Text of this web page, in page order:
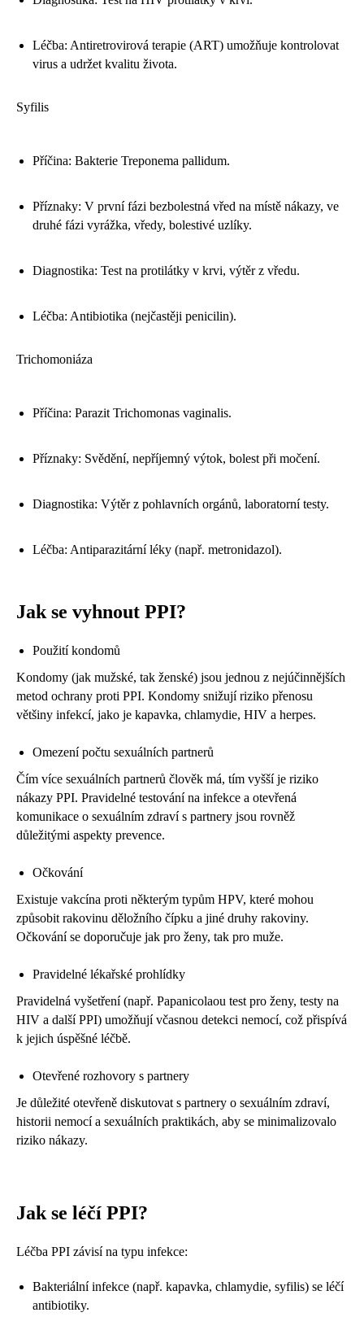
Léčba: Antiretrovirová terapie (ART) umožňuje kontrolovat
virus a udržet kvalitu života.
Syfilis
Příčina: Bakterie Treponema pallidum.
Příznaky: V první fázi bezbolestná vřed na místě nákazy, ve
druhé fázi vyrážka, vředy, bolestivé uzlíky.
Diagnostika: Test na protilátky v krvi, výtěr z vředu.
Léčba: Antibiotika (nejčastěji penicilin).
Trichomoniáza
Příčina: Parazit Trichomonas vaginalis.
Příznaky: Svědění, nepříjemný výtok, bolest při močení.
Diagnostika: Výtěr z pohlavních orgánů, laboratorní testy.
Léčba: Antiparazitární léky (např. metronidazol).
Jak se vyhnout PPI?
Použití kondomů
Kondomy (jak mužské, tak ženské) jsou jednou z nejúčinnějších
metod ochrany proti PPI. Kondomy snižují riziko přenosu
většiny infekcí, jako je kapavka, chlamydie, HIV a herpes.
Omezení počtu sexuálních partnerů
Čím více sexuálních partnerů člověk má, tím vyšší je riziko
nákazy PPI. Pravidelné testování na infekce a otevřená
komunikace o sexuálním zdraví s partnery jsou rovněž
důležitými aspekty prevence.
Očkování
Existuje vakcína proti některým typům HPV, které mohou
způsobit rakovinu děložního čípku a jiné druhy rakoviny.
Očkování se doporučuje jak pro ženy, tak pro muže.
Pravidelné lékařské prohlídky
Pravidelná vyšetření (např. Papanicolaou test pro ženy, testy na
HIV a další PPI) umožňují včasnou detekci nemocí, což přispívá
k jejich úspěšné léčbě.
Otevřené rozhovory s partnery
Je důležité otevřeně diskutovat s partnery o sexuálním zdraví,
historii nemocí a sexuálních praktikách, aby se minimalizovalo
riziko nákazy.
Jak se léčí PPI?
Léčba PPI závisí na typu infekce:
Bakteriální infekce (např. kapavka, chlamydie, syfilis) se léčí
antibiotiky.